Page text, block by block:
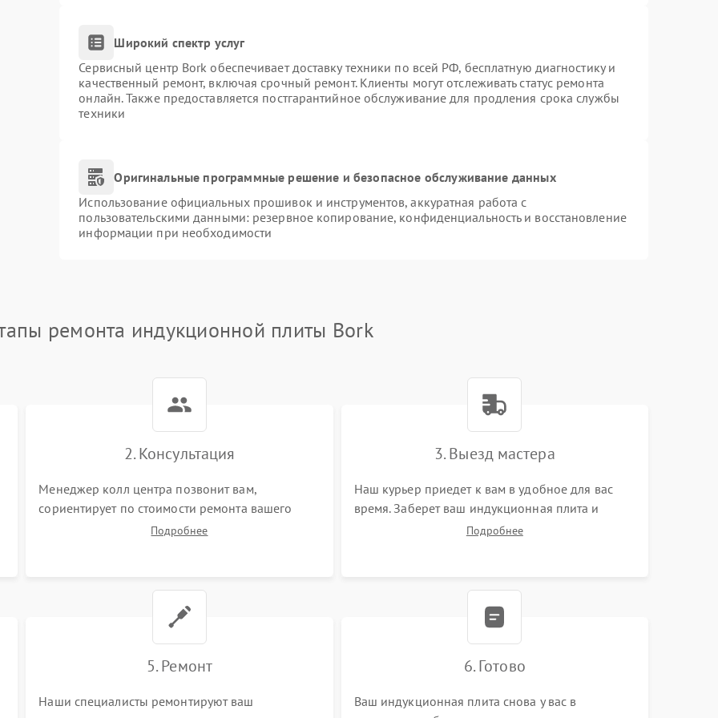
Широкий спектр услуг
Сервисный центр Bork обеспечивает доставку техники по всей РФ, бесплатную диагностику и
качественный ремонт, включая срочный ремонт. Клиенты могут отслеживать статус ремонта
онлайн. Также предоставляется постгарантийное обслуживание для продления срока службы
техники
Оригинальные программные решение и безопасное обслуживание данных
Использование официальных прошивок и инструментов, аккуратная работа с
пользовательскими данными: резервное копирование, конфиденциальность и восстановление
информации при необходимости
ремонта индукционной плиты Bork
2. Консультация
Менеджер колл центра позвонит вам,
сориентирует по стоимости ремонта вашего
индукционной плиты а также ответит на все
Подробнее
3. Выезд мастера
Наш курьер приедет к вам в удобное для вас
время. Заберет ваш индукционная плита и
привезет на склад для диагностики.
Подробнее
5. Ремонт
Наши специалисты ремонтируют ваш
6. Готово
Ваш индукционная плита снова у вас в